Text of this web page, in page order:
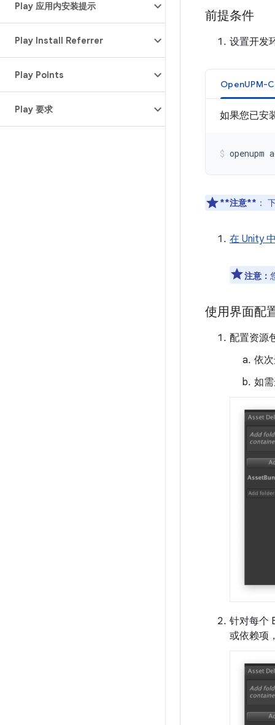
Play 应用内安装提示
Play Install Referrer
Play Points
Play 要求
前提条件
设置开发
OpenUPM-
如果您已安
openupm
**注意** ：
在 Unity
注意：
使用界面配
配置资源
依
如
针对每个
或依赖项